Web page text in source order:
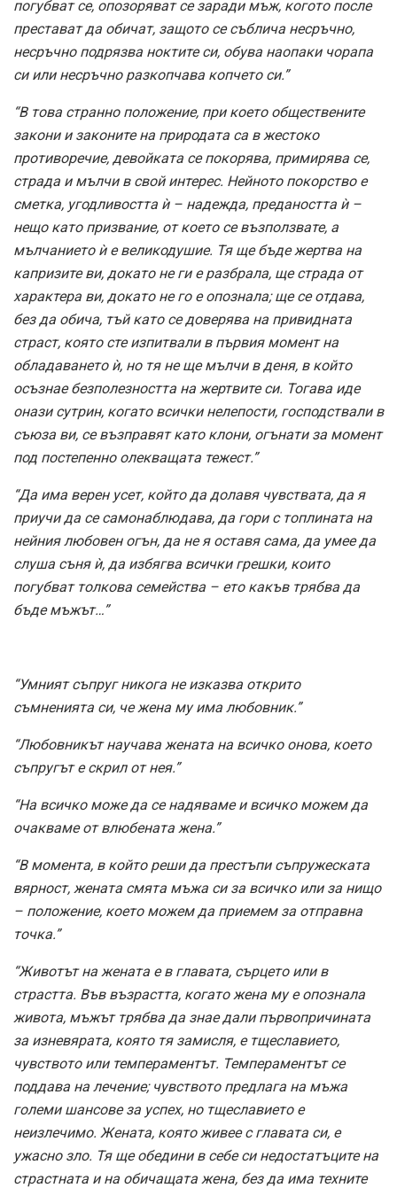
погубват се, опозоряват се заради мъж, когото после
престават да обичат, защото се съблича несръчно,
несръчно подрязва ноктите си, обува наопаки чорапа
си или несръчно разкопчава копчето си.”
“В това странно положение, при което обществените
закони и законите на природата са в жестоко
противоречие, девойката се покорява, примирява се,
страда и мълчи в свой интерес. Нейното покорство е
сметка, угодливостта ѝ – надежда, предаността ѝ –
нещо като призвание, от което се възползвате, а
мълчанието ѝ е великодушие. Тя ще бъде жертва на
капризите ви, докато не ги е разбрала, ще страда от
характера ви, докато не го е опознала; ще се отдава,
без да обича, тъй като се доверява на привидната
страст, която сте изпитвали в първия момент на
обладаването ѝ, но тя не ще мълчи в деня, в който
осъзнае безполезността на жертвите си. Тогава иде
онази сутрин, когато всички нелепости, господствали в
съюза ви, се възправят като клони, огънати за момент
под постепенно олекващата тежест.”
“Да има верен усет, който да долавя чувствата, да я
приучи да се самонаблюдава, да гори с топлината на
нейния любовен огън, да не я оставя сама, да умее да
слуша съня ѝ, да избягва всички грешки, които
погубват толкова семейства – ето какъв трябва да
бъде мъжът…”
“Умният съпруг никога не изказва открито
съмненията си, че жена му има любовник.”
“Любовникът научава жената на всичко онова, което
съпругът е скрил от нея.”
“На всичко може да се надяваме и всичко можем да
очакваме от влюбената жена.”
“В момента, в който реши да престъпи съпружеската
вярност, жената смята мъжа си за всичко или за нищо
– положение, което можем да приемем за отправна
точка.”
“Животът на жената е в главата, сърцето или в
страстта. Във възрастта, когато жена му е опознала
живота, мъжът трябва да знае дали първопричината
за изневярата, която тя замисля, е тщеславието,
чувството или темпераментът. Темпераментът се
поддава на лечение; чувството предлага на мъжа
големи шансове за успех, но тщеславието е
неизлечимо. Жената, която живее с главата си, е
ужасно зло. Тя ще обедини в себе си недостатъците на
страстната и на обичащата жена, без да има техните